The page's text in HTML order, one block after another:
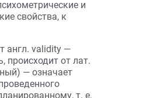
и
свойства, к
англ. validity —
происходит от лат.
— означает
т. е.